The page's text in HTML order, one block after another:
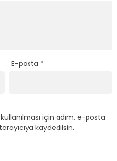
E-posta *
için adım, e-posta
kaydedilsin.